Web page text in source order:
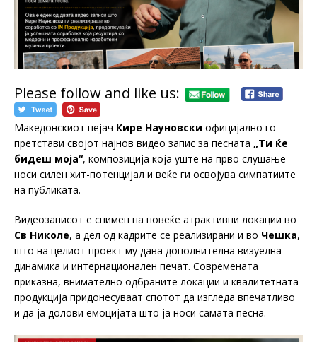
Please follow and like us:
Македонскиот пејач Кире Науновски официјално го
претстави својот најнов видео запис за песната „Ти ќе
бидеш моја“, композиција која уште на прво слушање
носи силен хит-потенцијал и веќе ги освојува симпатиите
на публиката.
Видеозаписот е снимен на повеќе атрактивни локации во
Св Николе, а дел од кадрите се реализирани и во Чешка,
што на целиот проект му дава дополнителна визуелна
динамика и интернационален печат. Современата
приказна, внимателно одбраните локации и квалитетната
продукција придонесуваат спотот да изгледа впечатливо
и да ја долови емоцијата што ја носи самата песна.